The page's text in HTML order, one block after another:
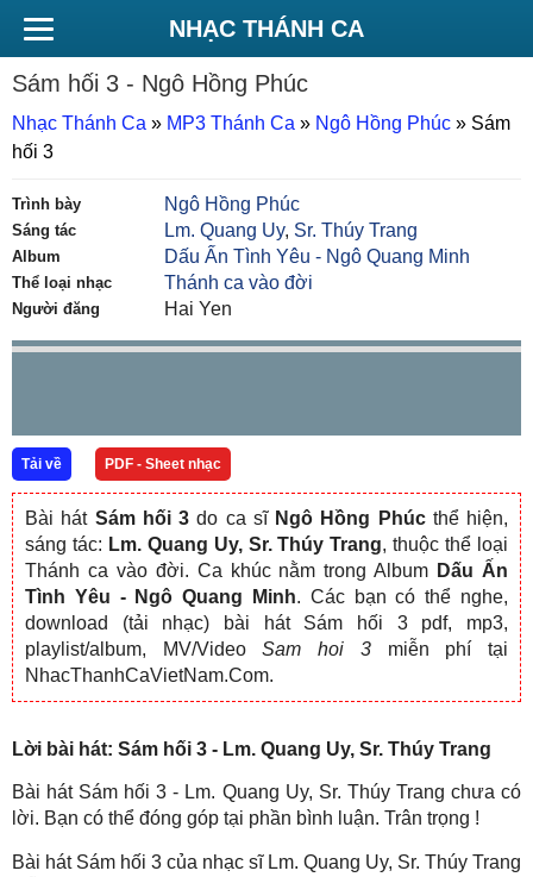
NHẠC THÁNH CA
Sám hối 3 - Ngô Hồng Phúc
Nhạc Thánh Ca » MP3 Thánh Ca » Ngô Hồng Phúc » Sám
hối 3
Trình bày Ngô Hồng Phúc
Sáng tác Lm. Quang Uy, Sr. Thúy Trang
Album Dấu Ấn Tình Yêu - Ngô Quang Minh
Thể loại nhạc Thánh ca vào đời
Người đăng Hai Yen
Tải về PDF - Sheet nhạc
Bài hát Sám hối 3 do ca sĩ Ngô Hồng Phúcthể hiện,
sáng tác: Lm. Quang Uy, Sr. Thúy Trang, thuộc thể loại
Thánh ca vào đời. Ca khúc nằm trong Album Dấu Ấn
Tình Yêu - Ngô Quang Minh. Các bạn có thể nghe,
download (tải nhạc) bài hát Sám hối 3 pdf, mp3,
playlist/album, MV/VideoSam hoi 3miễn phí tại
NhacThanhCaVietNam.Com.
Lời bài hát: Sám hối 3 - Lm. Quang Uy, Sr. Thúy Trang
Bài hát Sám hối 3 - Lm. Quang Uy, Sr. Thúy Trang chưa có
lời. Bạn có thể đóng góp tại phần bình luận. Trân trọng !
Bài hát Sám hối 3 của nhạc sĩ Lm. Quang Uy, Sr. Thúy Trang